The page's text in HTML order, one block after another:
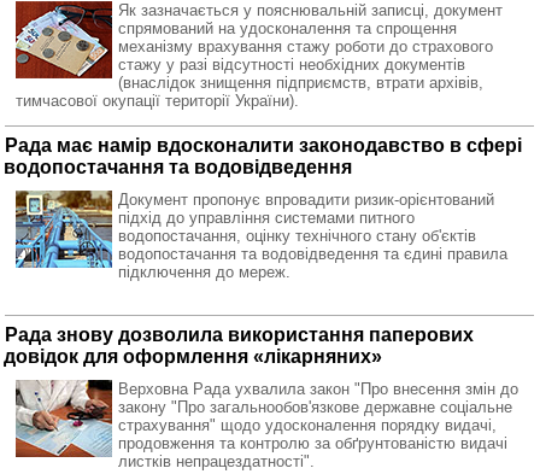
Як зазначається у пояснювальній записці, документ
спрямований на удосконалення та спрощення
механізму врахування стажу роботи до страхового
стажу у разі відсутності необхідних документів
(внаслідок знищення підприємств, втрати архівів,
тимчасової окупації території України).
Рада має намір вдосконалити законодавство в сфері
водопостачання та водовідведення
Документ пропонує впровадити ризик-орієнтований
підхід до управління системами питного
водопостачання, оцінку технічного стану об'єктів
водопостачання та водовідведення та єдині правила
підключення до мереж.
Рада знову дозволила використання паперових
довідок для оформлення «лікарняних»
Верховна Рада ухвалила закон "Про внесення змін до
закону "Про загальнообов'язкове державне соціальне
страхування" щодо удосконалення порядку видачі,
продовження та контролю за обґрунтованістю видачі
листків непрацездатності".